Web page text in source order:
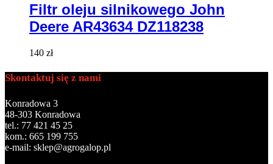
Filtr oleju silnikowego John
Deere AR43634 DZ118238
140 zł
Skontaktuj się z nami
Konradowa 3
48-303 Konradowa
tel.: 77 421 45 25
kom.: 665 199 755
e-mail: sklep@agrogalop.pl